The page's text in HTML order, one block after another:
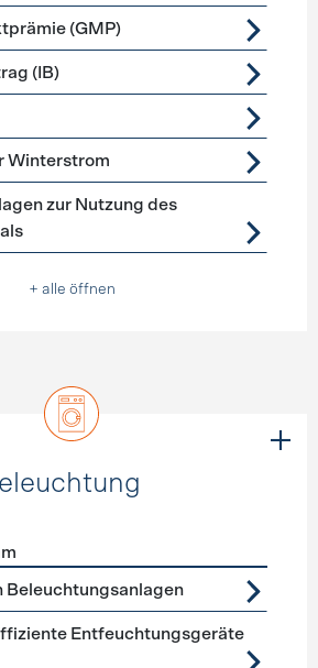
(GMP)
(IB)
Winterstrom
zur Nutzung des
+ alle öffnen
Geräte, Beleuchtung
Beleuchtungsanlagen
Entfeuchtungsgeräte